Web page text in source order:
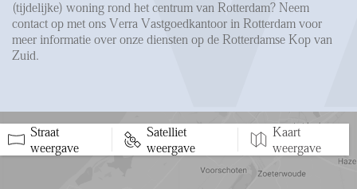
(tijdelijke) woning rond het centrum van Rotterdam? Neem
contact op met ons Verra Vastgoedkantoor in Rotterdam voor
meer informatie over onze diensten op de Rotterdamse Kop van
Zuid.
Straat
weergave
Satelliet
weergave
Kaart
weergave
5 min 10 min 15 min